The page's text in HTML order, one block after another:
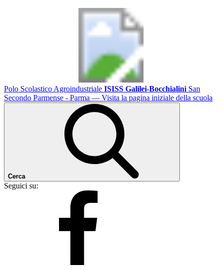
Polo Scolastico Agroindustriale ISISS Galilei-Bocchialini San
Secondo Parmense - Parma — Visita la pagina iniziale della scuola
Cerca
Seguici su: